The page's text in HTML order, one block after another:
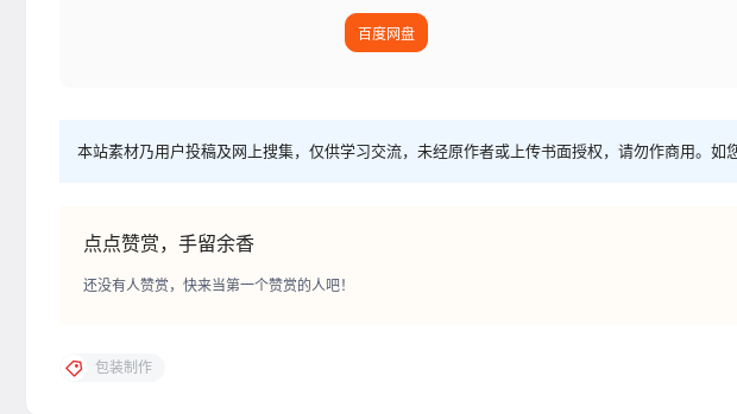
百度网盘
本站素材乃用户投稿及网上搜集，仅供学习交流，未经原作者或上传书面授权，请勿作商用。如
点点赞赏，手留余香
还没有人赞赏，快来当第一个赞赏的人吧！
包装制作